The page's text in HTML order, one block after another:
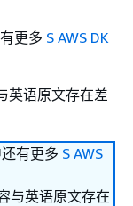
更多 S AWS DK
英语原文存在差
有更多 S AWS
与英语原文存在